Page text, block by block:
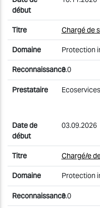
Chargé de
Protection
3.0
03.09.2026
Chargé/e
Protection
3.0